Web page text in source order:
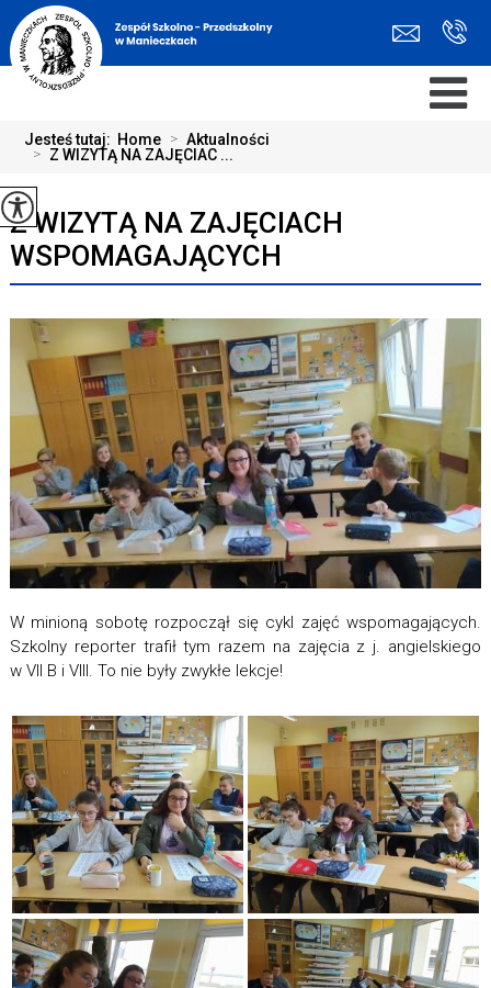
Jesteś tutaj: Home > Aktualności
> Z WIZYTĄ NA ZAJĘCIAC ...
Z WIZYTĄ NA ZAJĘCIACH
WSPOMAGAJĄCYCH
W minioną sobotę rozpoczął się cykl zajęć wspomagających.
Szkolny reporter trafił tym razem na zajęcia z j. angielskiego
w VII B i VIII. To nie były zwykłe lekcje!